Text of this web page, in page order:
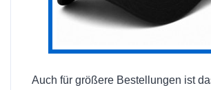
Auch für größere Bestellungen ist